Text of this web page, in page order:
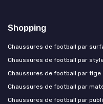
Shopping
Chaussures de football par
Chaussures de football par
Chaussures de football par tige
Chaussures de football par
Chaussures de football par